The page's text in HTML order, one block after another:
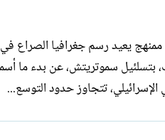
بتسلئيل سموتريتش، عن بدء ما
تتجاوز حدود التوسع...